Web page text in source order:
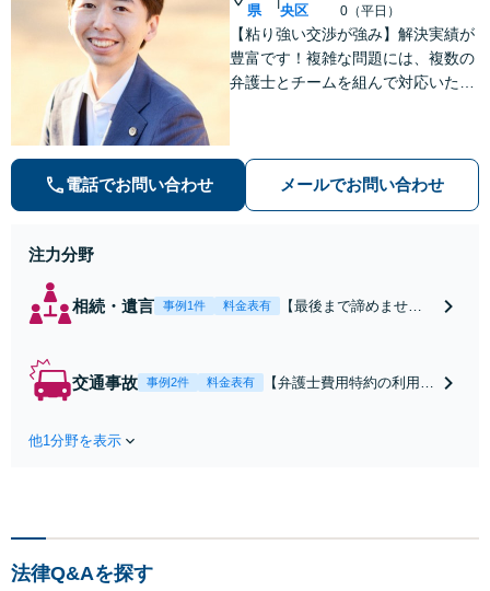
県
央区
0（平日）
【粘り強い交渉が強み】解決実績が
豊富です！複雑な問題には、複数の
弁護士とチームを組んで対応いたし
気軽にご相談ください。
電話でお問い合わせ メールでお問い合わせ
注力分野
相続・遺言 事例1件 料金表有
【最後まで諦めませ
合意してしまう前にご
交通事故 事例2件 料金表有
【弁護士費用特約の利用＆
は損をしてしまうかもしれ
他1分野を表示
法律Q&Aを探す